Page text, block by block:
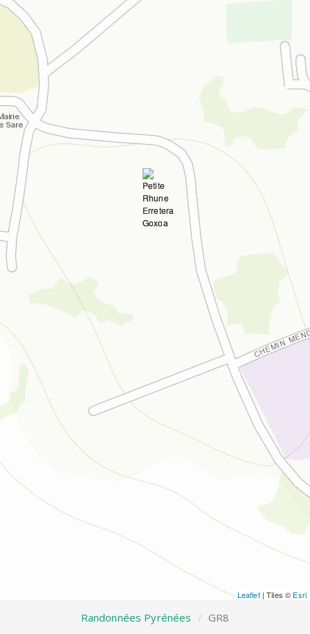
Leaflet| Tiles © Esri
Randonnées Pyrénées
GR8